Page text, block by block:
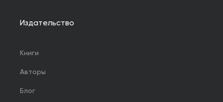
Издательство
Книги
Авторы
Блог